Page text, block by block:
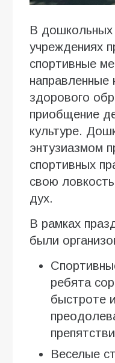
В дошкольных
учреждениях
спортивные
направленные
здорового
приобщение
культуре.
энтузиазмом
спортивных
свою
дух.
В рамках
были
ребята
быстроте
Веселые